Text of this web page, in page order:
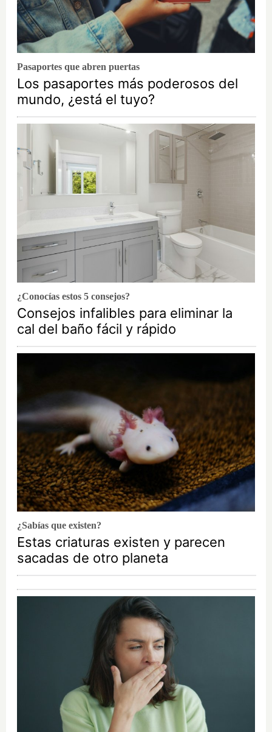
Pasaportes que abren puertas
Los pasaportes más poderosos del
mundo, ¿está el tuyo?
¿Conocías estos 5 consejos?
Consejos infalibles para eliminar la
cal del baño fácil y rápido
¿Sabías que existen?
Estas criaturas existen y parecen
sacadas de otro planeta